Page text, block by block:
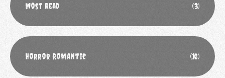
Most Read (3)
Horror Romantic (16)